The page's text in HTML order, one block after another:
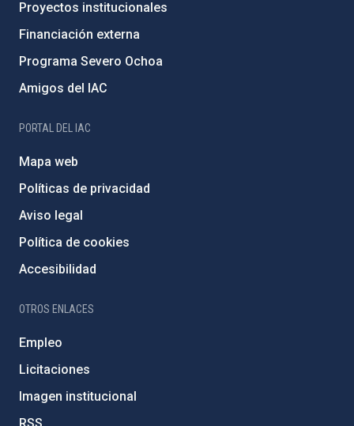
Proyectos institucionales
Financiación externa
Programa Severo Ochoa
Amigos del IAC
PORTAL DEL IAC
Mapa web
Políticas de privacidad
Aviso legal
Política de cookies
Accesibilidad
OTROS ENLACES
Empleo
Licitaciones
Imagen institucional
RSS